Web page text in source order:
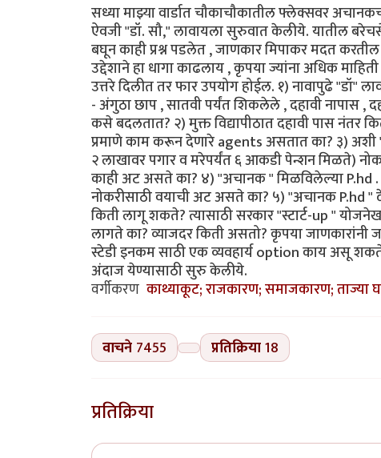
सध्या माझ्या वार्डात चौकाचौकातील फ्लेक्सवर अचानकच
ऐवजी "डॉ. सौ," लावायला सुरुवात केलीये. यातील
बघून काही प्रश्न पडलेत , जाणकार मिपाकर मदत
उद्देशाने हा धागा काढलाय , कृपया ज्यांना अधिक
उत्तरे दिलीत तर फार उपयोग होईल. १) नावापुढे "डॉ"
- अंगुठा छाप , सातवी पर्यंत शिकलेले , दहावी नापास ,
कसे बदलतात? २) मुक्त विद्यापीठात दहावी पास नंतर
प्रमाणे काम करून देणारे agents असतात का? ३)
२ लाखावर पगार व मरेपर्यंत ६ आकडी पेन्शन मिळते)
काही अट असते का? ४) "अचानक " मिळविलेल्या P.hd
नोकरीसाठी वयाची अट असते का? ५) "अचानक P.hd
किती लागू शकते? त्यासाठी सरकार "स्टार्ट-up "
लागते का? व्याजदर किती असतो? कृपया जाणकारांनी
स्टेडी इनकम साठी एक व्यवहार्य option काय असू
अंदाज येण्यासाठी सुरु केलीये.
वर्गीकरण काथ्याकूट; राजकारण; समाजकारण; ताज्या
वाचने 7455 प्रतिक्रिया18
प्रतिक्रिया